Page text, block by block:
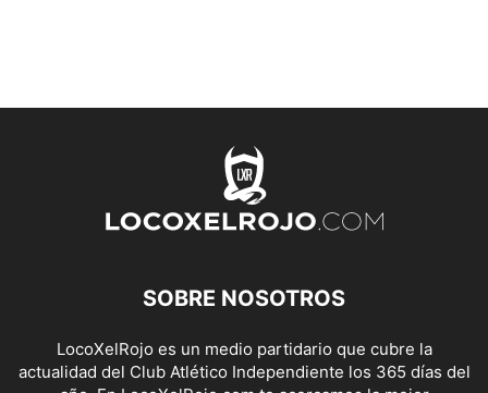
SOBRE NOSOTROS
LocoXelRojo es un medio partidario que cubre la
actualidad del Club Atlético Independiente los 365 días del